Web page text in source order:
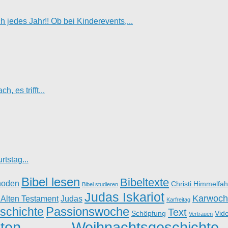
jedes Jahr!! Ob bei Kinderevents,...
es trifft...
Bibel lesen Bibel studieren Bibeltexte Christi
Testament Judas Judas Iskariot Karfreitag
Passionswoche Schöpfung Text Vertrauen